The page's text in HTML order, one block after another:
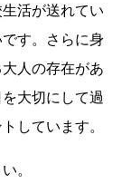
活が送れてい
す。さらに身
人の存在があ
大切にして過
しています。
。